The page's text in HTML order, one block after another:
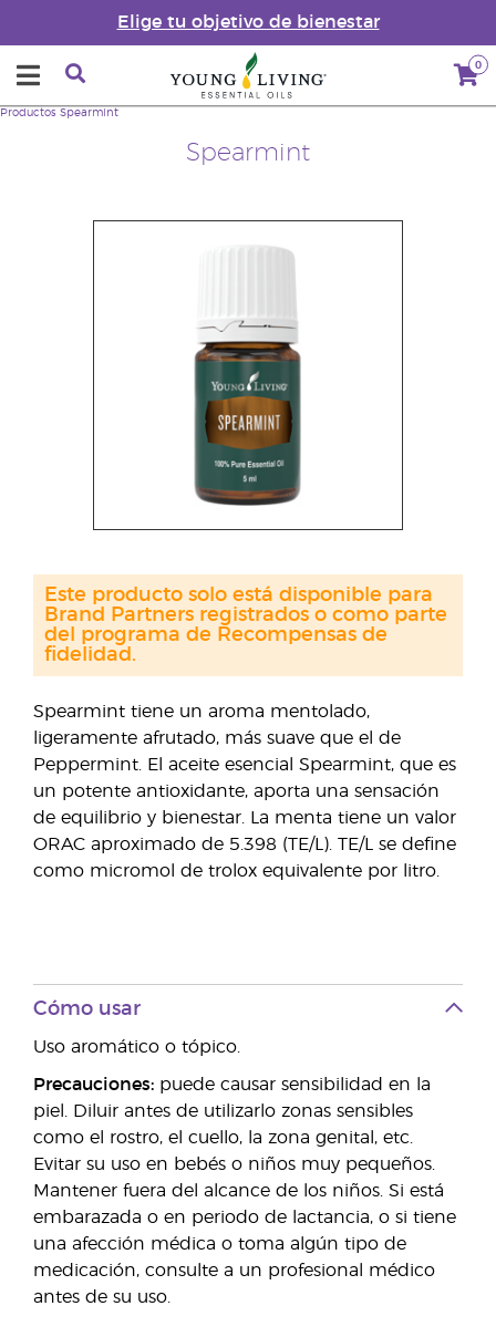
Elige tu objetivo de bienestar
0
Spearmint
Productos Spearmint
Spearmint tiene un aroma mentolado,
ligeramente afrutado, más suave que el de
Peppermint. El aceite esencial Spearmint, que es
un potente antioxidante, aporta una sensación
de equilibrio y bienestar. La menta tiene un valor
ORAC aproximado de 5.398 (TE/L). TE/L se define
como micromol de trolox equivalente por litro.
Este producto solo está disponible para
Brand Partners registrados o como parte
del programa de Recompensas de
fidelidad.
Cómo usar
Uso aromático o tópico.
Precauciones: puede causar sensibilidad en la
piel. Diluir antes de utilizarlo zonas sensibles
como el rostro, el cuello, la zona genital, etc.
Evitar su uso en bebés o niños muy pequeños.
Mantener fuera del alcance de los niños. Si está
embarazada o en periodo de lactancia, o si tiene
una afección médica o toma algún tipo de
medicación, consulte a un profesional médico
antes de su uso.